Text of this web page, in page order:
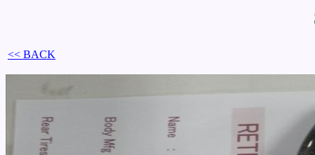
<< BACK